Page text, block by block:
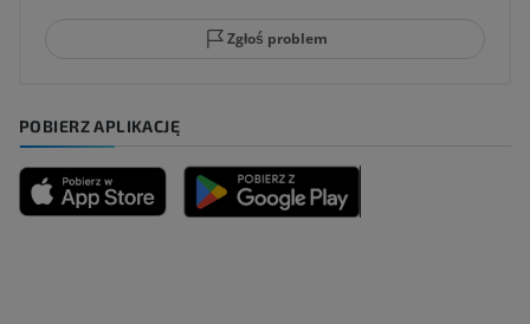
Zgłoś problem
POBIERZ APLIKACJĘ